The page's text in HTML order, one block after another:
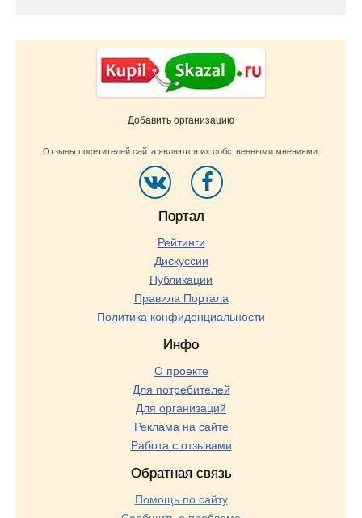
Добавить организацию
Отзывы посетителей сайта являются их собственными мнениями.
Портал
Рейтинги
Дискуссии
Публикации
Правила Портала
Политика конфиденциальности
Инфо
О проекте
Для потребителей
Для организаций
Реклама на сайте
Работа с отзывами
Обратная связь
Помощь по сайту